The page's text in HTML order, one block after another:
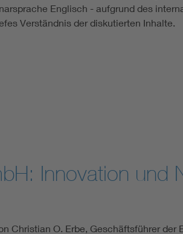
Englisch - aufgrund des
Verständnis der diskutierten Inhalte.
Innovation und
Christian O. Erbe, Geschäftsführer der